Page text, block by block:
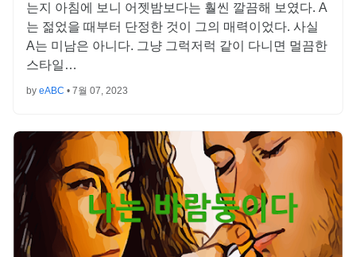
는지 아침에 보니 어젯밤보다는 훨씬 깔끔해 보였다. A
는 젊었을 때부터 단정한 것이 그의 매력이었다. 사실
A는 미남은 아니다. 그냥 그럭저럭 같이 다니면 멀끔한
스타일…
by eABC • 7월 07, 2023